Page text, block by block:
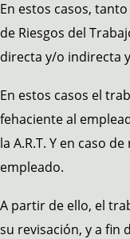
En estos casos,
de Riesgos del
directa y/o indirecta
En estos casos el
fehaciente al
la A.R.T. Y en caso
empleado.
A partir de ello, el
su revisación, y a fin